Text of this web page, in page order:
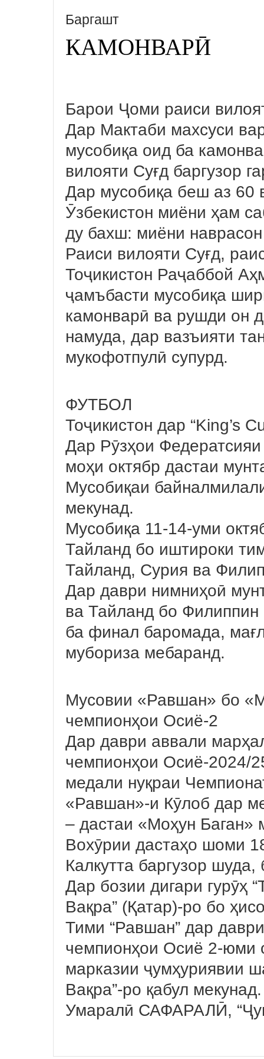
Баргашт
КАМОНВАРӢ
Барои Ҷоми раиси
Дар Мактаби махсуси
мусобиқа оид ба
вилояти Суғд баргузор
Дар мусобиқа беш аз 60
Ӯзбекистон миёни ҳам
ду бахш: миёни
Раиси вилояти Суғд,
Тоҷикистон Раҷаббой
ҷамъбасти мусобиқа
камонварӣ ва рушди он
намуда, дар вазъияти
мукофотпулӣ супурд.
ФУТБОЛ
Тоҷикистон дар “King’s
Дар Рӯзҳои
моҳи октябр дастаи
Мусобиқаи
мекунад.
Мусобиқа 11-14-уми
Тайланд бо иштироки
Тайланд, Сурия ва
Дар даври нимниҳоӣ
ва Тайланд бо
ба финал баромада,
мубориза мебаранд.
Мусовии «Равшан» бо
чемпионҳои Осиё-2
Дар даври аввали
чемпионҳои Осиё-2024/
медали нуқраи
«Равшан»-и Кӯлоб дар
– дастаи «Моҳун Баган»
Вохӯрии дастаҳо шоми
Калкутта баргузор
Дар бозии дигари гурӯҳ
Вақра” (Қатар)-ро бо
Тими “Равшан” дар
чемпионҳои Осиё 2-юми
марказии ҷумҳуриявии
Вақра”-ро қабул мекунад.
Умаралӣ САФАРАЛӢ,